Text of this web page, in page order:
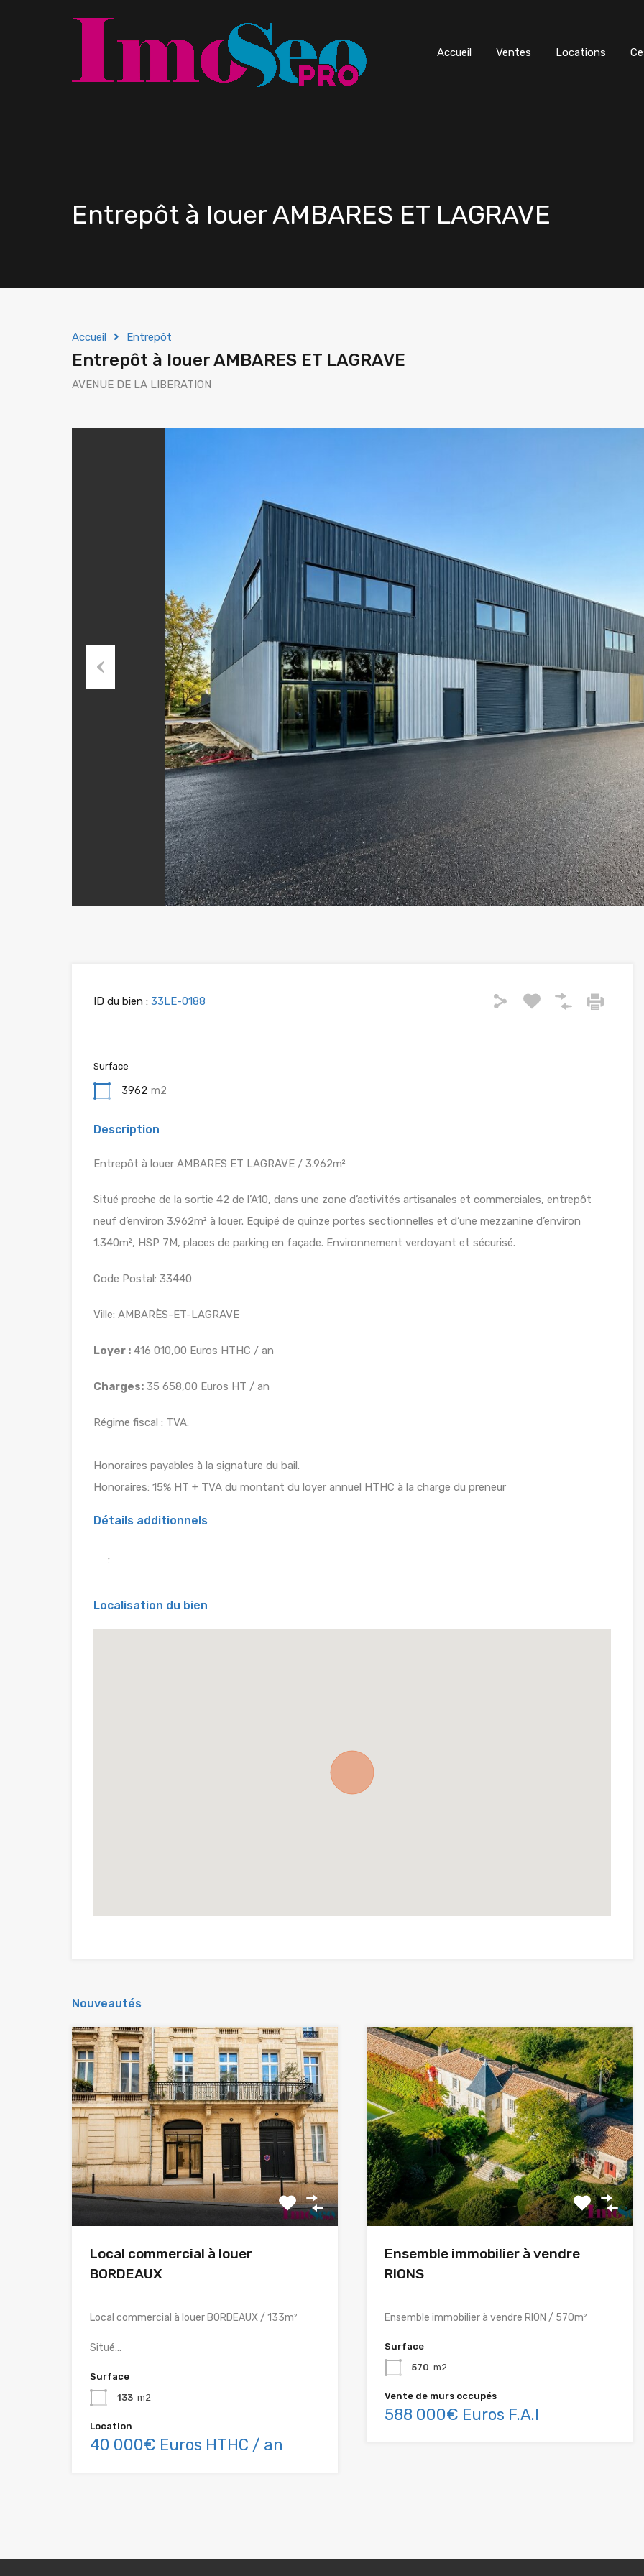
Accueil Ventes Locations
Entrepôt à louer AMBARES ET LAGRAVE
Accueil Entrepôt
Entrepôt à louer AMBARES ET LAGRAVE
AVENUE DE LA LIBERATION
ID du bien : 33LE-0188
Surface
3962 m2
Description
Entrepôt à louer AMBARES ET LAGRAVE / 3.962m²
Situé proche de la sortie 42 de l’A10, dans une zone d’activités artisanales et commerciales, entrepôt
neuf d’environ 3.962m² à louer. Equipé de quinze portes sectionnelles et d’une mezzanine d’environ
1.340m², HSP 7M, places de parking en façade. Environnement verdoyant et sécurisé.
Code Postal: 33440
Ville: AMBARÈS-ET-LAGRAVE
Loyer : 416 010,00 Euros HTHC / an
Charges: 35 658,00 Euros HT / an
Régime fiscal : TVA.
Honoraires payables à la signature du bail.
Honoraires: 15% HT + TVA du montant du loyer annuel HTHC à la charge du preneur
Détails additionnels
:
Localisation du bien
Nouveautés
Local commercial à louer
BORDEAUX
Local commercial à louer BORDEAUX / 133m²
Situé…
Surface
133 m2
Location
40 000€ Euros HTHC / an
Ensemble immobilier à vendre
RIONS
Ensemble immobilier à vendre RION / 570m²
Surface
570 m2
Vente de murs occupés
588 000€ Euros F.A.I